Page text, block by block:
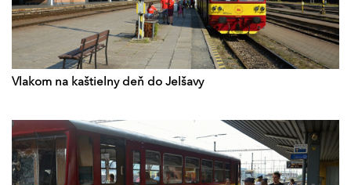
Vlakom na kaštielny deň do Jelšavy